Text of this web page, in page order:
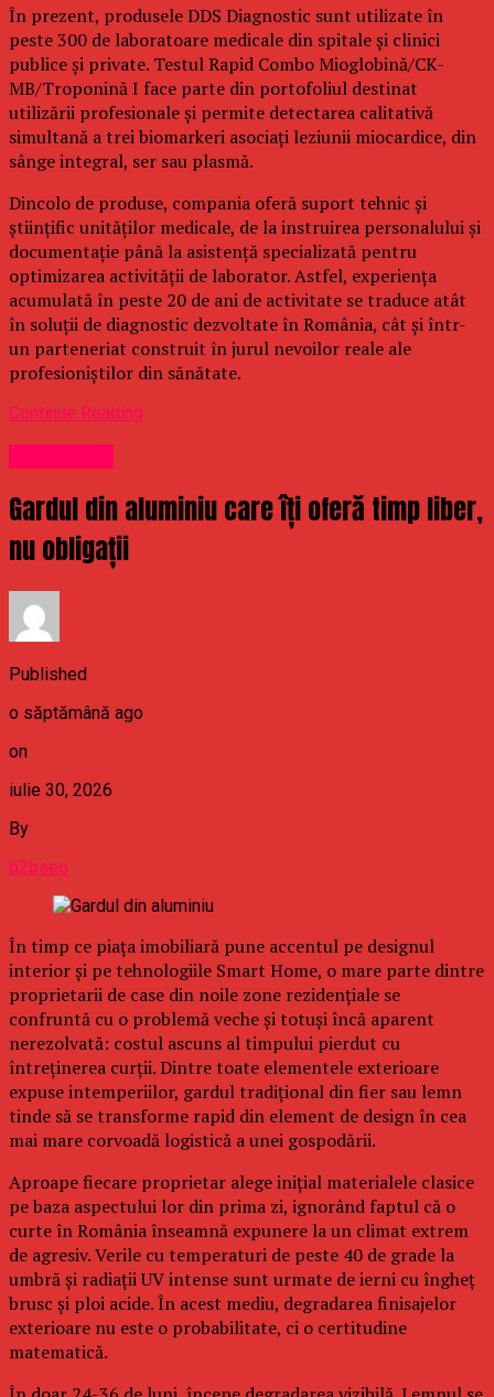
În prezent, produsele DDS Diagnostic sunt utilizate în
peste 300 de laboratoare medicale din spitale și clinici
publice și private. Testul Rapid Combo Mioglobină/CK-
MB/Troponină I face parte din portofoliul destinat
utilizării profesionale și permite detectarea calitativă
simultană a trei biomarkeri asociați leziunii miocardice, din
sânge integral, ser sau plasmă.
Dincolo de produse, compania oferă suport tehnic și
științific unităților medicale, de la instruirea personalului și
documentație până la asistență specializată pentru
optimizarea activității de laborator. Astfel, experiența
acumulată în peste 20 de ani de activitate se traduce atât
în soluții de diagnostic dezvoltate în România, cât și într-
un parteneriat construit în jurul nevoilor reale ale
profesioniștilor din sănătate.
Continue Reading
Gardul din aluminiu care îți oferă timp liber,
nu obligații
Published
o săptămână ago
on
iulie 30, 2026
By
b2bseo
În timp ce piața imobiliară pune accentul pe designul
interior și pe tehnologiile Smart Home, o mare parte dintre
proprietarii de case din noile zone rezidențiale se
confruntă cu o problemă veche și totuși încă aparent
nerezolvată: costul ascuns al timpului pierdut cu
întreținerea curții. Dintre toate elementele exterioare
expuse intemperiilor, gardul tradițional din fier sau lemn
tinde să se transforme rapid din element de design în cea
mai mare corvoadă logistică a unei gospodării.
Aproape fiecare proprietar alege inițial materialele clasice
pe baza aspectului lor din prima zi, ignorând faptul că o
curte în România înseamnă expunere la un climat extrem
de agresiv. Verile cu temperaturi de peste 40 de grade la
umbră și radiații UV intense sunt urmate de ierni cu îngheț
brusc și ploi acide. În acest mediu, degradarea finisajelor
exterioare nu este o probabilitate, ci o certitudine
matematică.